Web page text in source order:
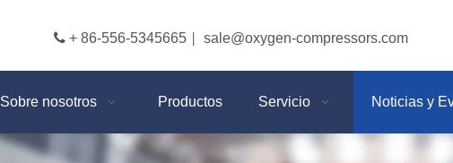
 + 86-556-5345665 sale@oxygen-compressors.com
Sobre nosotros Productos Servicio Noticias y